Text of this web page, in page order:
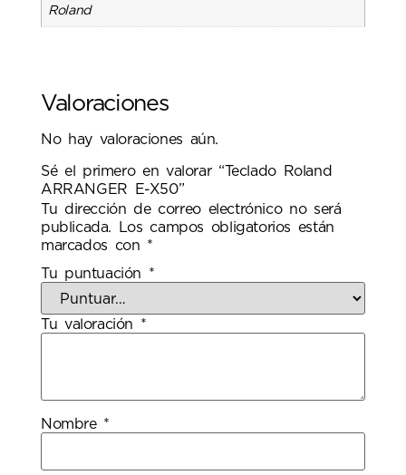
Roland
Valoraciones
No hay valoraciones aún.
Sé el primero en valorar “Teclado Roland
ARRANGER E-X50”
Tu dirección de correo electrónico no será
publicada.
Los campos obligatorios están
marcados con *
Tu puntuación *
Tu valoración *
Nombre *